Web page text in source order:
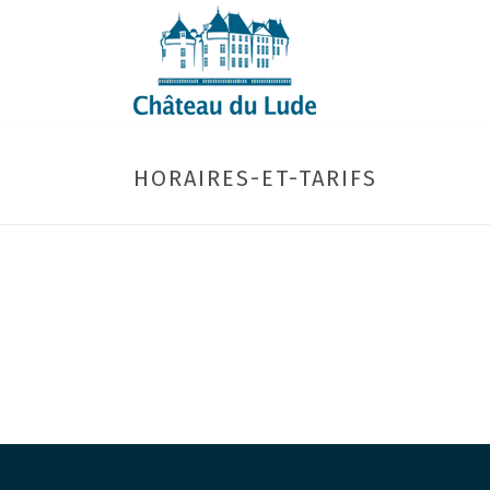
HORAIRES-ET-TARIFS